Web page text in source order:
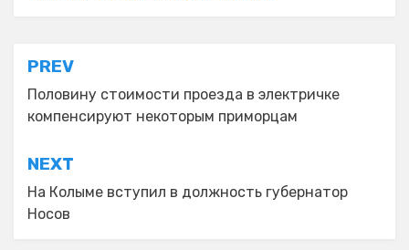
Навигация
по
записям
PREV
Половину стоимости проезда в электричке
компенсируют некоторым приморцам
NEXT
На Колыме вступил в должность губернатор
Носов